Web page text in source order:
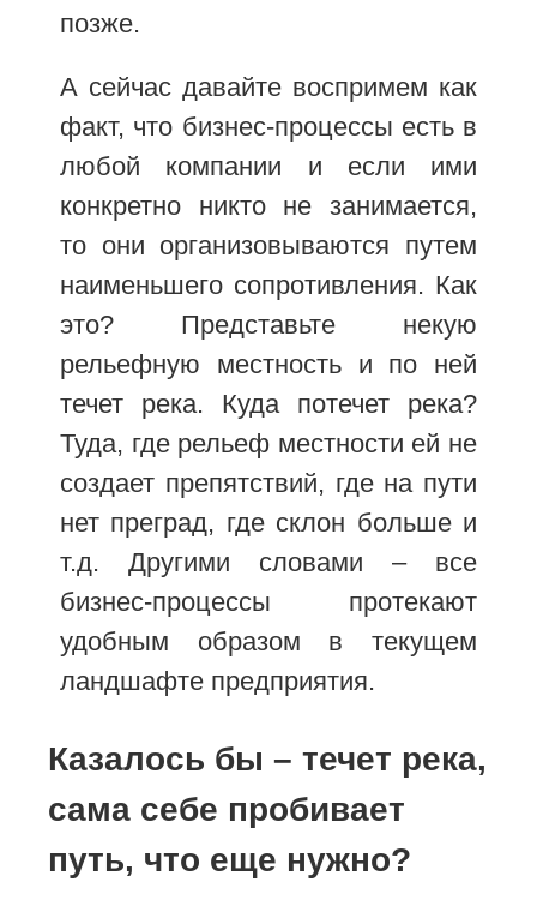
позже.
А сейчас давайте воспримем как
факт, что бизнес-процессы есть в
любой компании и если ими
конкретно никто не занимается,
то они организовываются путем
наименьшего сопротивления. Как
это? Представьте некую
рельефную местность и по ней
течет река. Куда потечет река?
Туда, где рельеф местности ей не
создает препятствий, где на пути
нет преград, где склон больше и
т.д. Другими словами – все
бизнес-процессы протекают
удобным образом в текущем
ландшафте предприятия.
Казалось бы – течет река,
сама себе пробивает
путь, что еще нужно?